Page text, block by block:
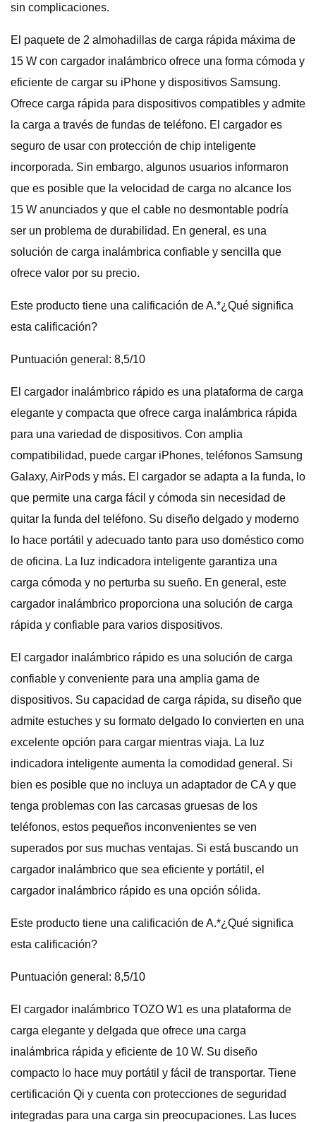
sin complicaciones.
El paquete de 2 almohadillas de carga rápida máxima de
15 W con cargador inalámbrico ofrece una forma cómoda y
eficiente de cargar su iPhone y dispositivos Samsung.
Ofrece carga rápida para dispositivos compatibles y admite
la carga a través de fundas de teléfono. El cargador es
seguro de usar con protección de chip inteligente
incorporada. Sin embargo, algunos usuarios informaron
que es posible que la velocidad de carga no alcance los
15 W anunciados y que el cable no desmontable podría
ser un problema de durabilidad. En general, es una
solución de carga inalámbrica confiable y sencilla que
ofrece valor por su precio.
Este producto tiene una calificación de A.*¿Qué significa
esta calificación?
Puntuación general: 8,5/10
El cargador inalámbrico rápido es una plataforma de carga
elegante y compacta que ofrece carga inalámbrica rápida
para una variedad de dispositivos. Con amplia
compatibilidad, puede cargar iPhones, teléfonos Samsung
Galaxy, AirPods y más. El cargador se adapta a la funda, lo
que permite una carga fácil y cómoda sin necesidad de
quitar la funda del teléfono. Su diseño delgado y moderno
lo hace portátil y adecuado tanto para uso doméstico como
de oficina. La luz indicadora inteligente garantiza una
carga cómoda y no perturba su sueño. En general, este
cargador inalámbrico proporciona una solución de carga
rápida y confiable para varios dispositivos.
El cargador inalámbrico rápido es una solución de carga
confiable y conveniente para una amplia gama de
dispositivos. Su capacidad de carga rápida, su diseño que
admite estuches y su formato delgado lo convierten en una
excelente opción para cargar mientras viaja. La luz
indicadora inteligente aumenta la comodidad general. Si
bien es posible que no incluya un adaptador de CA y que
tenga problemas con las carcasas gruesas de los
teléfonos, estos pequeños inconvenientes se ven
superados por sus muchas ventajas. Si está buscando un
cargador inalámbrico que sea eficiente y portátil, el
cargador inalámbrico rápido es una opción sólida.
Este producto tiene una calificación de A.*¿Qué significa
esta calificación?
Puntuación general: 8,5/10
El cargador inalámbrico TOZO W1 es una plataforma de
carga elegante y delgada que ofrece una carga
inalámbrica rápida y eficiente de 10 W. Su diseño
compacto lo hace muy portátil y fácil de transportar. Tiene
certificación Qi y cuenta con protecciones de seguridad
integradas para una carga sin preocupaciones. Las luces